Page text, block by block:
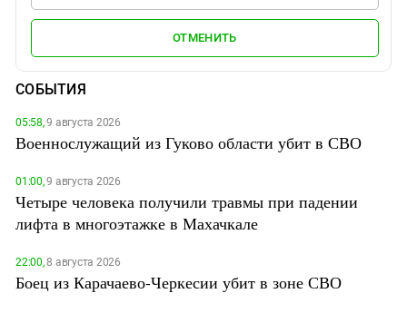
ОТМЕНИТЬ
СОБЫТИЯ
05:58,9 августа 2026
Военнослужащий из Гуково области убит в СВО
01:00,9 августа 2026
Четыре человека получили травмы при падении
лифта в многоэтажке в Махачкале
22:00,8 августа 2026
Боец из Карачаево-Черкесии убит в зоне СВО